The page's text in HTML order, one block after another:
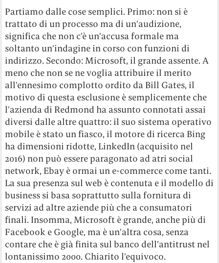
Partiamo dalle cose semplici. Primo: non si è
trattato di un processo ma di un’audizione,
significa che non c’è un’accusa formale ma
soltanto un’indagine in corso con funzioni di
indirizzo. Secondo: Microsoft, il grande assente. A
meno che non se ne voglia attribuire il merito
all’ennesimo complotto ordito da Bill Gates, il
motivo di questa esclusione è semplicemente che
l’azienda di Redmond ha assunto connotati assai
diversi dalle altre quattro: il suo sistema operativo
mobile è stato un fiasco, il motore di ricerca Bing
ha dimensioni ridotte, LinkedIn (acquisito nel
2016) non può essere paragonato ad atri social
network, Ebay è ormai un e-commerce come tanti.
La sua presenza sul web è contenuta e il modello di
business si basa soprattutto sulla fornitura di
servizi ad altre aziende più che a consumatori
finali. Insomma, Microsoft è grande, anche più di
Facebook e Google, ma è un’altra cosa, senza
contare che è già finita sul banco dell’antitrust nel
lontanissimo 2000. Chiarito l’equivoco.